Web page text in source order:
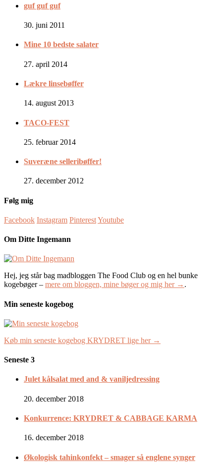
guf guf guf
30. juni 2011
Mine 10 bedste salater
27. april 2014
Lækre linsebøffer
14. august 2013
TACO-FEST
25. februar 2014
Suveræne selleribøffer!
27. december 2012
Følg mig
Facebook Instagram PinterestYoutube
Om Ditte Ingemann
Hej, jeg står bag madbloggen The Food Club og en hel bunke
kogebøger – mere om bloggen, mine bøger og mig her → .
Min seneste kogebog
Køb min seneste kogebog KRYDRET lige her →
Seneste 3
Julet kålsalat med and & vaniljedressing
20. december 2018
Konkurrence: KRYDRET & CABBAGE KARMA
16. december 2018
Økologisk tahinkonfekt – smager så englene synger